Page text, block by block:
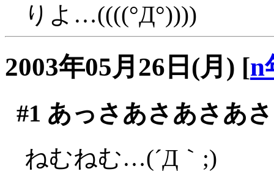
りよ…((((°Д°))))
2003年05月26日(月) [n
#1 あっさあさあさあ
ねむねむ…(´Д｀;)